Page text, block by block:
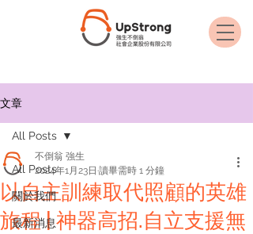
文章
All Posts
關於我們
最新消息
All Posts
以自主訓練取代照顧的英雄
旅程 | 神器高招.自立支援無
不倒翁 強生
2024年1月23日 讀畢需時 1 分鐘